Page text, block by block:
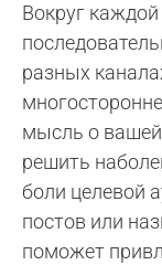
Вокруг
разных
мысль о вашей
решить
боли целевой
постов или
поможет